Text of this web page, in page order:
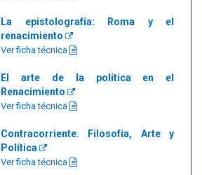
La epistolografía: Roma y el
renacimiento
Ver ficha técnica
El arte de la política en el
Renacimiento
Ver ficha técnica
Contracorriente. Filosofía, Arte y
Política
Ver ficha técnica